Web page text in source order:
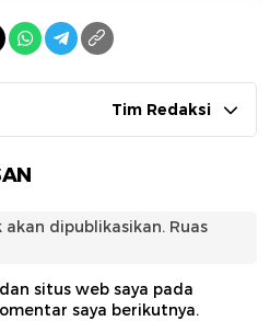
Tim Redaksi
dipublikasikan. Ruas
situs web saya pada
saya berikutnya.